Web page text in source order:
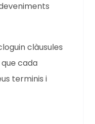
clàusules
cada
terminis i